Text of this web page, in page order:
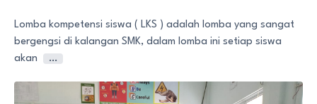
Lomba kompetensi siswa ( LKS ) adalah lomba yang sangat
bergengsi di kalangan SMK, dalam lomba ini setiap siswa
akan
…